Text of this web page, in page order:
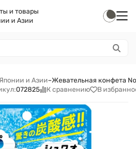
и товары
и Азии
и Азии–Жевательная конфета
072825 К сравнению В